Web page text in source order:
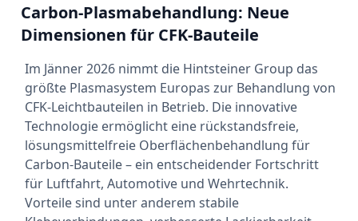
Carbon-Plasmabehandlung: Neue
Dimensionen für CFK-Bauteile
Im Jänner 2026 nimmt die Hintsteiner Group das
größte Plasmasystem Europas zur Behandlung von
CFK-Leichtbauteilen in Betrieb. Die innovative
Technologie ermöglicht eine rückstandsfreie,
lösungsmittelfreie Oberflächenbehandlung für
Carbon-Bauteile – ein entscheidender Fortschritt
für Luftfahrt, Automotive und Wehrtechnik.
Vorteile sind unter anderem stabile